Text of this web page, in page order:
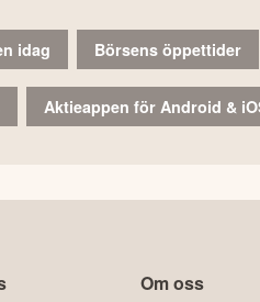
idag Börsens öppettider
Aktieappen för Android &
Om oss